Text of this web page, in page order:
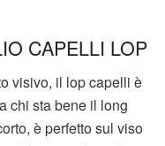
CAPELLI LOP
visivo, il lop capelli è
chi sta bene il long
è perfetto sul viso